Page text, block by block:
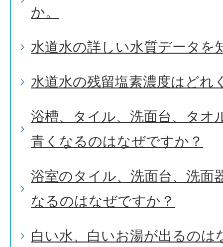
か。
水道水の詳しい水質データを
水道水の残留塩素濃度はどれ
浴槽、タイル、洗面台、タオ
青くなるのはなぜですか？
浴室のタイル、洗面台、洗面
なるのはなぜですか？
白い水、白いお湯が出るのは